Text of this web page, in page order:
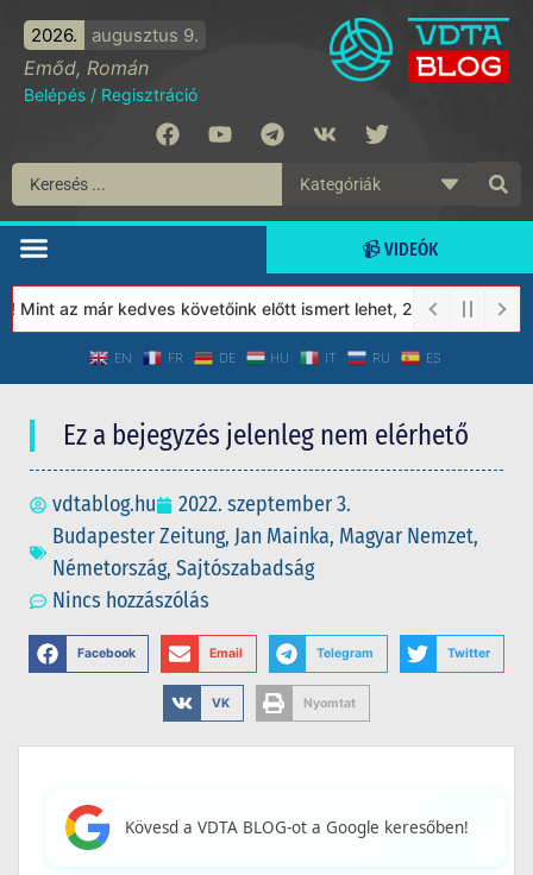
2026. augusztus 9.
Emőd, Román
Belépés / Regisztráció
📹 VIDEÓK
az már kedves követőink előtt ismert lehet, 2023-tól a
EN FR DE HU IT RU ES
Ez a bejegyzés jelenleg nem elérhető
vdtablog.hu
2022. szeptember 3.
Budapester Zeitung, Jan Mainka, Magyar Nemzet,
Németország, Sajtószabadság
Nincs hozzászólás
Facebook Email Telegram Twitter
VK Nyomtat
Kövesd a VDTA BLOG-ot a Google keresőben!